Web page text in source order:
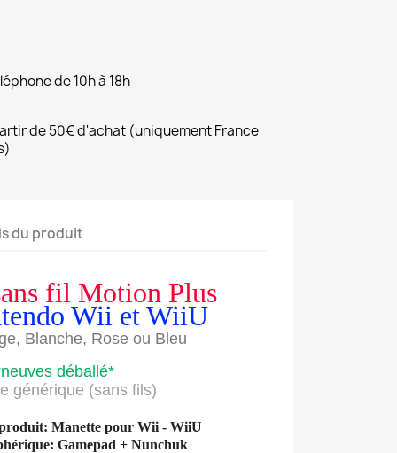
de 10h à 18h
de 50€ d'achat (uniquement France
du produit
fil Motion Plus
Wii et WiiU
Blanche, Rose ou Bleu
déballé*
générique (sans fils)
Manette pour Wii - WiiU
Gamepad + Nunchuk